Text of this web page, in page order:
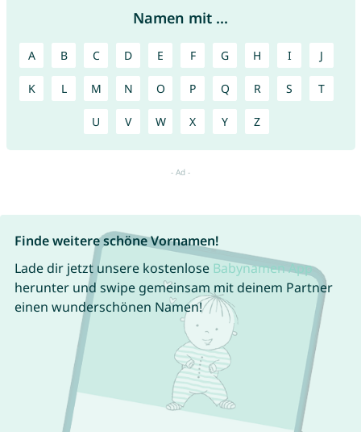
Namen mit ...
A B C D E F G H I J
K L M N O P Q R S T
U V W X Y Z
Finde weitere schöne Vornamen!
Lade dir jetzt unsere kostenlose Babynamen App
herunter und swipe gemeinsam mit deinem Partner
einen wunderschönen Namen!